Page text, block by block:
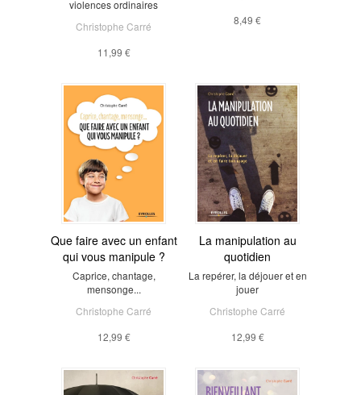
violences ordinaires
Christophe Carré
11,99 €
8,49 €
Que faire avec un enfant
qui vous manipule ?
Caprice, chantage,
mensonge...
Christophe Carré
12,99 €
La manipulation au
quotidien
La repérer, la déjouer et en
jouer
Christophe Carré
12,99 €